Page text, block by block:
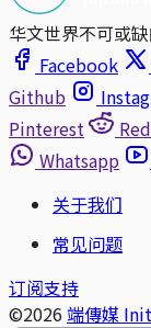
华文世界不可或
Facebook
Github
Pinterest
Whatsapp
关于我们
常见问题
订阅支持
©2026 端傳媒